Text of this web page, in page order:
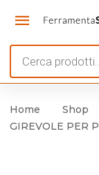
search
Home Shop
GIREVOLE PER